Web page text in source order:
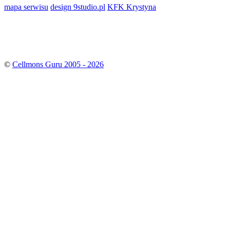
mapa serwisu design 9studio.pl KFK Krystyna
© Cellmons Guru 2005 - 2026